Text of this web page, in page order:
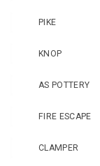
PIKE
KNOP
AS POTTERY
FIRE ESCAPE
CLAMPER